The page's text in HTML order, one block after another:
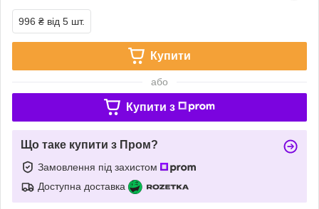
996 ₴ від 5 шт.
Купити
або
Купити з
Що таке купити з Пром?
Замовлення під захистом
Доступна доставка